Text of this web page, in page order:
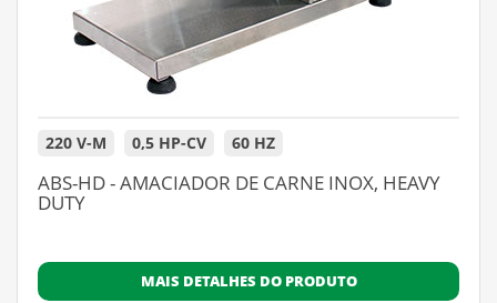
220 V-M 0,5 HP-CV 60 HZ
ABS-HD - AMACIADOR DE CARNE INOX, HEAVY
DUTY
MAIS DETALHES DO PRODUTO